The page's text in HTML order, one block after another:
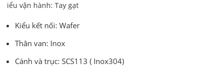
iểu vận hành: Tay gạt
Kiểu kết nối: Wafer
Thân van: Inox
Cánh và trục: SCS113 ( Inox304)